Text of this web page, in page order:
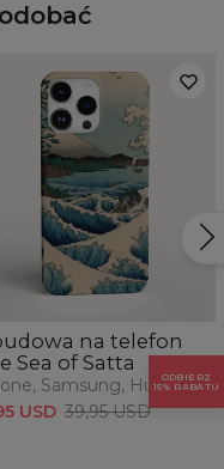
na telefon
Sea of Satta
Samsung, Huawei
USD 39,95 USD
ODBIERZ
15% RABATU